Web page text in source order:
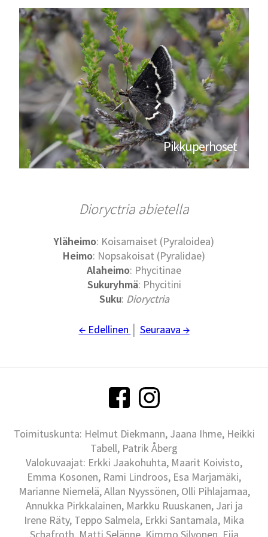
Pikkuperhoset
Dioryctria abietella
Yläheimo: Koisamaiset (Pyraloidea)
Heimo: Nopsakoisat (Pyralidae)
Alaheimo: Phycitinae
Sukuryhmä: Phycitini
Suku: Dioryctria
← Edellinen Seuraava →
Toimituskunta: Helmut Diekmann, Jaana Ihme, Heikki
Tabell, Patrik Åberg
Valokuvaajat: Erkki Jaakohuhta, Maarit Koivisto,
Emma Kosonen, Rami Lindroos, Esa Marjamäki,
Marianne Niemelä, Allan Nyyssönen, Olli Pihlajamaa,
Annukka Pirkkalainen, Markku Ruuskanen, Jari ja
Irene Räty, Teppo Salmela, Erkki Santamala, Mika